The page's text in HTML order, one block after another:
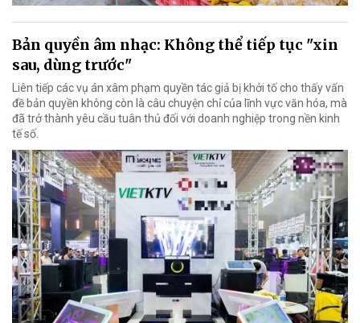
Bản quyền âm nhạc: Không thể tiếp tục "xin
sau, dùng trước"
Liên tiếp các vụ án xâm phạm quyền tác giả bị khởi tố cho thấy vấn
đề bản quyền không còn là câu chuyện chỉ của lĩnh vực văn hóa, mà
đã trở thành yêu cầu tuân thủ đối với doanh nghiệp trong nền kinh
tế số.